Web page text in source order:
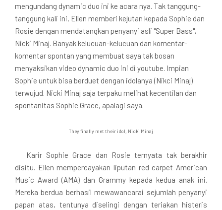
mengundang dynamic duo ini ke acara nya. Tak tanggung-
tanggung kali ini, Ellen memberi kejutan kepada Sophie dan
Rosie dengan mendatangkan penyanyi asli "Super Bass",
Nicki Minaj. Banyak kelucuan-kelucuan dan komentar-
komentar spontan yang membuat saya tak bosan
menyaksikan video dynamic duo ini di youtube. Impian
Sophie untuk bisa berduet dengan idolanya (Nikci Minaj)
terwujud. Nicki Minaj saja terpaku melihat kecentilan dan
spontanitas Sophie Grace, apalagi saya.
They finally met their idol, Nicki Minaj
Karir Sophie Grace dan Rosie ternyata tak berakhir
disitu. Ellen mempercayakan liputan red carpet American
Music Award (AMA) dan Grammy kepada kedua anak ini.
Mereka berdua berhasil mewawancarai sejumlah penyanyi
papan atas, tentunya diselingi dengan teriakan histeris